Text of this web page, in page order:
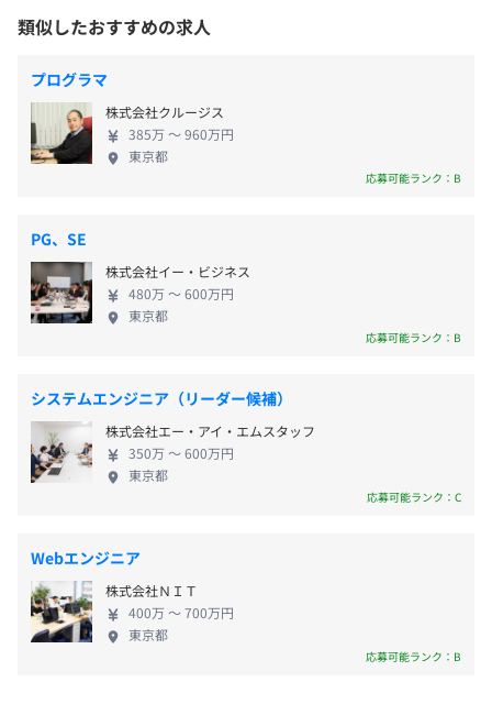
【開発の流れ】
ZoomやGoogleMeetなどのオンラインツールにて、初回
のキックオフミーティング、要件のヒアリングをおこない
ます。
RFP（提案依頼書）の確認や、解決したい課題などを詳し
■02：外部設計書／要件仕様書作成
RFPやヒアリング内容をもとに、要件仕様書、設計書を作
成します。RFPの提出がない場合、こちらで作成すること
も可能です。
仕様書と設計書のレビュー・読み合わせをおこない、要件
齟齬が出ないよう、修正とレビューを繰り返し、承認が出
たのちにシステム開発を開始します。
■03：スケジュール／WBS
要件仕様書／外部設計書をもとに、WBSを作成、スケジ
■04：Drupal開発（システム開発）
要件仕様書／外部設計書をもとに、Drupalの開発をおこ
ないます。
定例ミーティングなどを設定し、進捗確認やタスクの振り
受動喫煙防止措置に関する事項
・従業員に対する受動喫煙対策：あり
対策内容：屋内禁煙
東急池上線「大崎広小路駅」より徒歩1分
・有給休暇(入社時に 10 日間)
・年間休日120日以上
・年末年始休暇
・夏季休暇（有給休暇利用、連続5日間）
・慶弔休暇
・育児休暇
・介護休暇
交通費支給あり（上限30,000円／月 ※当社規定による）
昇給査定：年2回（4月・10月）
保険）
一貫したサポートを行っているスペシャリストの集
団です。 【Drupalについて】 Drupal（ドゥルーパ
ル/ドルーパル）は、オープンソース・ソフトウェア
として開発されている無料で利用できるCMSです。
元々エンタープライズや大規模サイトでの利用を想
定して開発されているため、大量のアクセスに強い
という特徴を持っていて、継続的に明確なアップデ
る高いセキュリティや、多言語対応機能やヘッドレ
スCMS対応などの最新Web技術を取り入れて日々進
化しています。 モジュールと呼ばれる拡張機能を使
った柔軟な機能構築が可能な点なども併せて、グロ
ーバル企業、政府、高等教育機関、NGOで幅広く導
さが特徴のDrupalを利用し、大規模なシステム開発
（アプリケーション開発）を行い、その開発したア
プリケーションが最高のパフォーマンスを発揮で
き、高トラフィックに対応し落ちないよう設計した
インフラに乗せ、ご提供します。
類似したおすすめの求人
プログラマ
株式会社クルージス
385万 〜 960万円
東京都
応募可能ランク：B
PG、SE
株式会社イー・ビジネス
480万 〜 600万円
東京都
応募可能ランク：B
システムエンジニア（リーダー候補）
株式会社エー・アイ・エムスタッフ
350万 〜 600万円
東京都
応募可能ランク：C
Webエンジニア
株式会社ＮＩＴ
400万 〜 700万円
東京都
応募可能ランク：B